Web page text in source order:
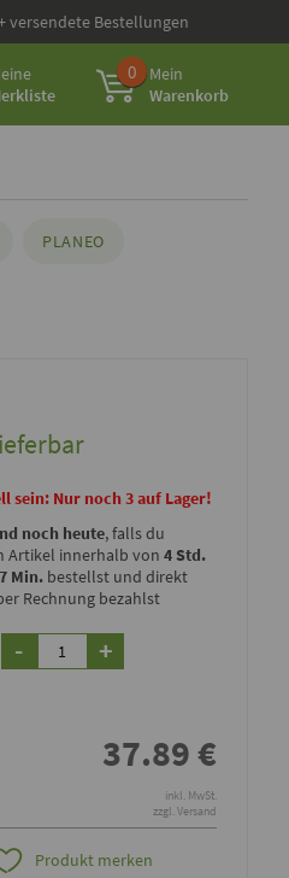
versendete Bestellungen
0
Mein
Warenkorb
PLANEO
sein: Nur noch 3 auf Lager!
noch heute, falls du
Artikel innerhalb von 4 Std.
Min.bestellst und direkt
Rechnung bezahlst
- +
37.89€
inkl. MwSt.
zzgl. Versand
Produkt merken